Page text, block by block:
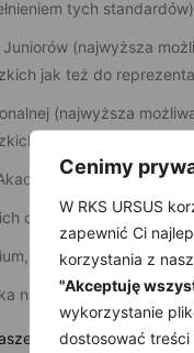
Cenimy
W RKS URSUS
zapewnić Ci
korzystania z
"Akceptuję
wykorzystanie
dostosować
tych
(najwyższa
jak też do
(najwyższa
jak też do
klubów z
oraz do kadry Polski,
na stadion”.
dzielnicy oraz w